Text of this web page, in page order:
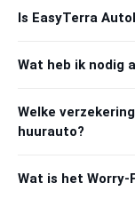
Is EasyTerra
Wat heb ik nodig
Welke
huurauto?
Wat is het Worry-